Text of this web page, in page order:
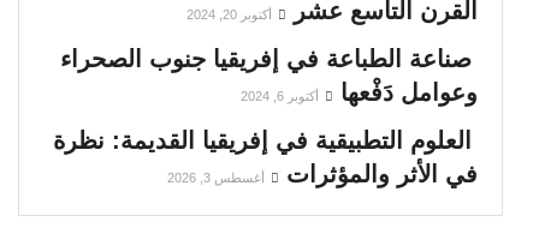
القرن التاسع عشر
أكتوبر 20, 2024
صناعة الطباعة في إفريقيا جنوب الصحراء
وعوامل دَفْعها
أكتوبر 6, 2024
العلوم التطبيقية في إفريقيا القديمة: نظرة
في الأثر والمؤثرات
أغسطس 3, 2026